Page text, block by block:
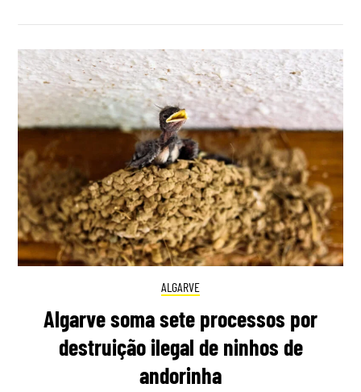
ALGARVE
Algarve soma sete processos por
destruição ilegal de ninhos de
andorinha